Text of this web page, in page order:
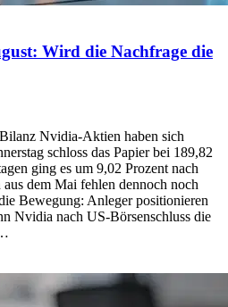
Wird die Nachfrage die
Nvidia-Aktien haben sich
schloss das Papier bei 189,82
ging es um 9,02 Prozent nach
dem Mai fehlen dennoch noch
Bewegung: Anleger positionieren
Nvidia nach US-Börsenschluss die